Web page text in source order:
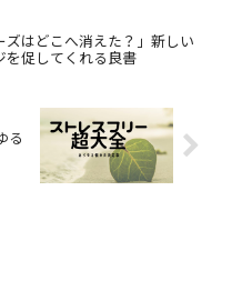
ズはどこへ消えた？」新しい
を促してくれる良書
る